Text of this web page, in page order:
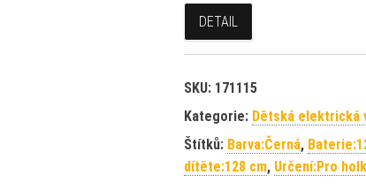
DETAIL
SKU: 171115
Kategorie: Dětská elektrická
Štítků: Barva:Černá,
dítěte:128 cm, Určení:Pro